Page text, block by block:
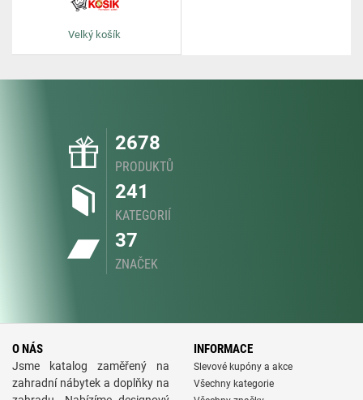
Velký košík
2678
PRODUKTŮ
241
KATEGORIÍ
37
ZNAČEK
O NÁS
Jsme katalog zaměřený na
zahradní nábytek a doplňky na
INFORMACE
Slevové kupóny a akce
Všechny kategorie